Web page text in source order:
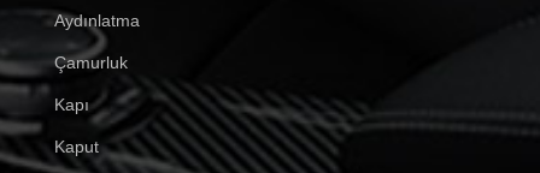
Aydınlatma
Çamurluk
Kapı
Kaput